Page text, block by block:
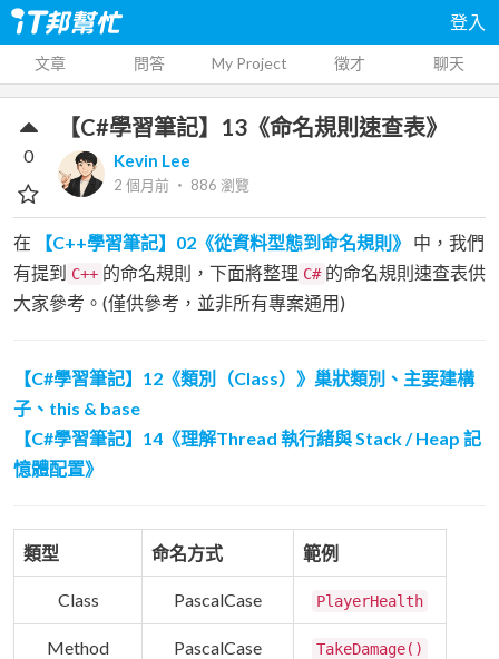
登入
文章 問答 My Project 徵才 聊天
【C#學習筆記】13《命名規則速查表》
Kevin Lee
2 個月前 ‧ 886 瀏覽
0
在 【C++學習筆記】02《從資料型態到命名規則》
中，我們
有提到 C++ 的命名規則，下面將整理 C# 的命名規則速查表供
大家參考。(僅供參考，並非所有專案通用)
【C#學習筆記】12《類別（Class）》巢狀類別、主要建構
子、this & base
【C#學習筆記】14《理解Thread 執行緒與 Stack / Heap 記
憶體配置》
類型 命名方式 範例
Class PascalCase PlayerHealth
Method PascalCase TakeDamage()